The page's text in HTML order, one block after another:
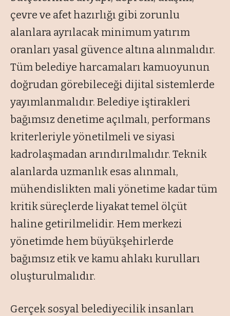
çevre ve afet hazırlığı gibi zorunlu
alanlara ayrılacak minimum yatırım
oranları yasal güvence altına alınmalıdır.
Tüm belediye harcamaları kamuoyunun
doğrudan görebileceği dijital sistemlerde
yayımlanmalıdır. Belediye iştirakleri
bağımsız denetime açılmalı, performans
kriterleriyle yönetilmeli ve siyasi
kadrolaşmadan arındırılmalıdır. Teknik
alanlarda uzmanlık esas alınmalı,
mühendislikten mali yönetime kadar tüm
kritik süreçlerde liyakat temel ölçüt
haline getirilmelidir. Hem merkezi
yönetimde hem büyükşehirlerde
bağımsız etik ve kamu ahlakı kurulları
oluşturulmalıdır.
Gerçek sosyal belediyecilik insanları